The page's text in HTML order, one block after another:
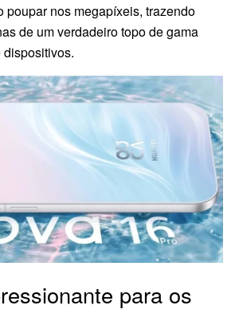
poupar nos megapíxeis, trazendo
de um verdadeiro topo de gama
para os